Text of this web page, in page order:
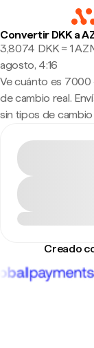
Convertir DKK a
3,8074 DKK ≈ 1
agosto, 4:16
Ve cuánto es 7000
de cambio real.
sin tipos de
Creado